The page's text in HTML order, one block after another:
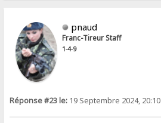
pnaud
Franc-Tireur Staff
1-4-9
Réponse #23 le: 19 Septembre 2024, 20:10